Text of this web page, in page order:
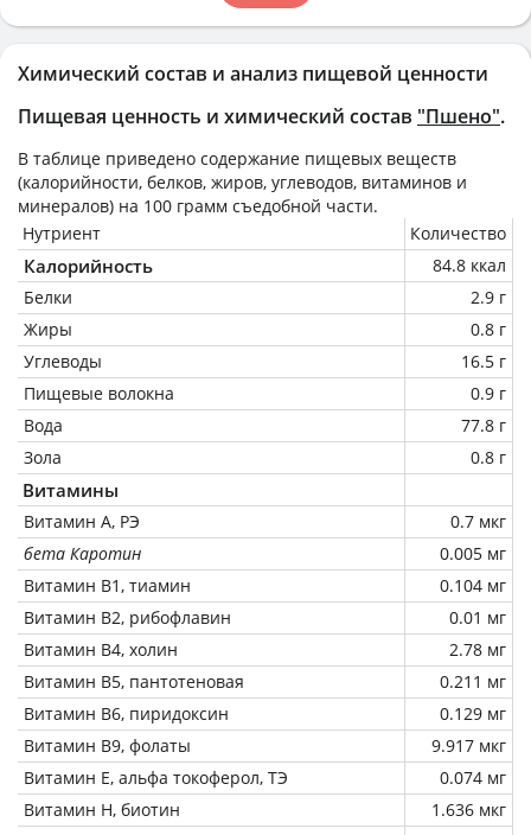
Химический состав и анализ пищевой ценности
Пищевая ценность и химический состав "Пшено".
В таблице приведено содержание пищевых веществ
(калорийности, белков, жиров, углеводов, витаминов и
минералов) на 100 грамм съедобной части.
Нутриент
Количество
Калорийность
84.8 ккал
Белки
2.9 г
Жиры
0.8 г
Углеводы
16.5 г
Пищевые волокна
0.9 г
Вода
77.8 г
Зола
0.8 г
Витамины
Витамин А, РЭ
0.7 мкг
бета Каротин
0.005 мг
Витамин В1, тиамин
0.104 мг
Витамин В2, рибофлавин
0.01 мг
Витамин В4, холин
2.78 мг
Витамин В5, пантотеновая
0.211 мг
Витамин В6, пиридоксин
0.129 мг
Витамин В9, фолаты
9.917 мкг
Витамин Е, альфа токоферол, ТЭ
0.074 мг
Витамин Н, биотин
1.636 мкг